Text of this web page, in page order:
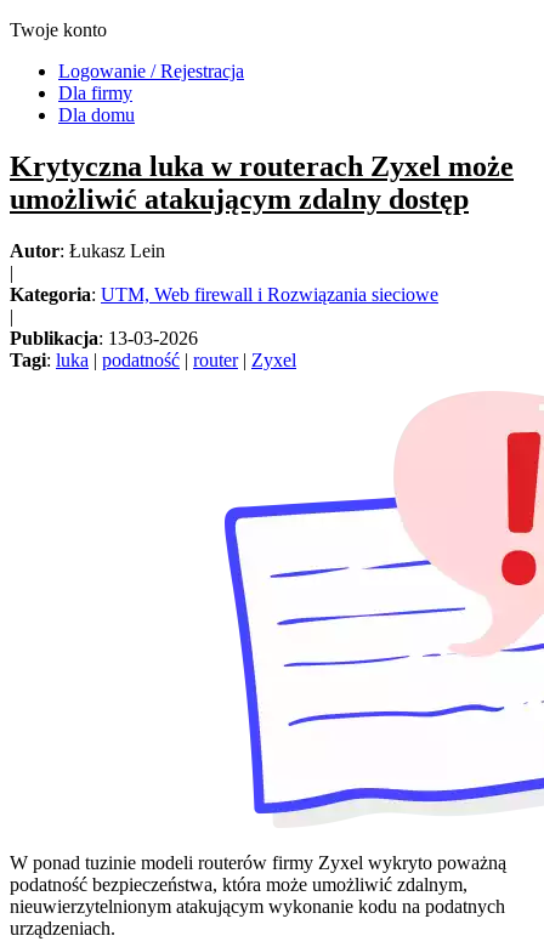
Twoje konto
Logowanie / Rejestracja
Dla firmy
Dla domu
Krytyczna luka w routerach Zyxel może
umożliwić atakującym zdalny dostęp
Autor: Łukasz Lein
|
Kategoria: UTM, Web firewall i Rozwiązania sieciowe
|
Publikacja: 13-03-2026
Tagi: luka | podatność | router| Zyxel
W ponad tuzinie modeli routerów firmy Zyxel wykryto poważną
podatność bezpieczeństwa, która może umożliwić zdalnym,
nieuwierzytelnionym atakującym wykonanie kodu na podatnych
urządzeniach.